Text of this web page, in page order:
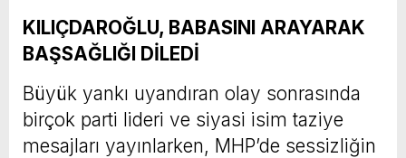
KILIÇDAROĞLU, BABASINI ARAYARAK
BAŞSAĞLIĞI DİLEDİ
Büyük yankı uyandıran olay sonrasında
birçok parti lideri ve siyasi isim taziye
mesajları yayınlarken, MHP’de sessizliğin